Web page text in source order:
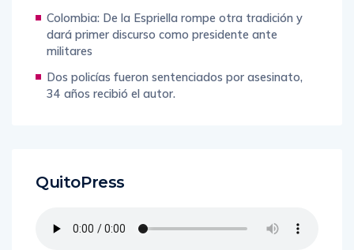
Colombia: De la Espriella rompe otra tradición y
dará primer discurso como presidente ante
militares
Dos policías fueron sentenciados por asesinato,
34 años recibió el autor.
QuitoPress